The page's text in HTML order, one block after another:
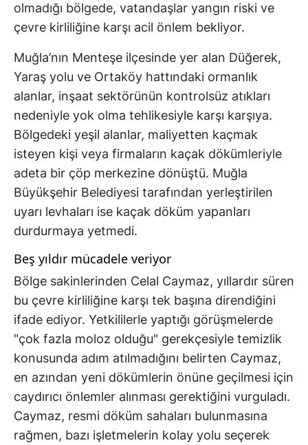
olmadığı bölgede, vatandaşlar yangın riski ve
çevre kirliliğine karşı acil önlem bekliyor.
Muğla’nın Menteşe ilçesinde yer alan Düğerek,
Yaraş yolu ve Ortaköy hattındaki ormanlık
alanlar, inşaat sektörünün kontrolsüz atıkları
nedeniyle yok olma tehlikesiyle karşı karşıya.
Bölgedeki yeşil alanlar, maliyetten kaçmak
isteyen kişi veya firmaların kaçak dökümleriyle
adeta bir çöp merkezine dönüştü. Muğla
Büyükşehir Belediyesi tarafından yerleştirilen
uyarı levhaları ise kaçak döküm yapanları
durdurmaya yetmedi.
Beş yıldır mücadele veriyor
Bölge sakinlerinden Celal Caymaz, yıllardır süren
bu çevre kirliliğine karşı tek başına direndiğini
ifade ediyor. Yetkililerle yaptığı görüşmelerde
"çok fazla moloz olduğu" gerekçesiyle temizlik
konusunda adım atılmadığını belirten Caymaz,
en azından yeni dökümlerin önüne geçilmesi için
caydırıcı önlemler alınması gerektiğini vurguladı.
Caymaz, resmi döküm sahaları bulunmasına
rağmen, bazı işletmelerin kolay yolu seçerek